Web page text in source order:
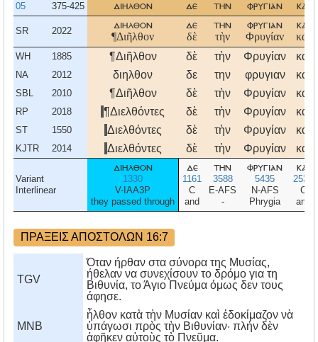
05 375-425 διηλθον δε την φρυγιαν και
SR 2022
διηλθον
¶Διῆλθον
δε
δὲ
την
τὴν
φρυγιαν
Φρυγίαν
και
καὶ
WH 1885 ¶Διῆλθον δὲ τὴν Φρυγίαν καὶ
NA 2012 διηλθον δε την φρυγιαν και
SBL 2010 ¶Διῆλθον δὲ τὴν Φρυγίαν καὶ
RP 2018 ¶Διελθόντες δὲ τὴν Φρυγίαν καὶ
ST 1550 Διελθόντες δὲ τὴν Φρυγίαν καὶ
KJTR 2014 Διελθόντες δὲ τὴν Φρυγίαν καὶ
Variant
Interlinear
διηλθον
1330
V-IAA3P
they passed through
δε
1161
C
and
την
3588
E-AFS
-
φρυγιαν
5435
N-AFS
Phrygia
και
2532
C
and
ΠΡΑΞΕΙΣ ΑΠΟΣΤΟΛΩΝ 16:7
TGV
Όταν ήρθαν στα σύνορα της Μυσίας,
ήθελαν να συνεχίσουν το δρόμο για τη
Βιθυνία, το Άγιο Πνεύμα όμως δεν τους
άφησε.
MNB
ἦλθον κατὰ τὴν Μυσίαν καὶ ἐδοκίμαζον νὰ
ὑπάγωσι πρὸς τὴν Βιθυνίαν· πλήν δὲν
ἀφῆκεν αὐτοὺς τὸ Πνεῦμα.